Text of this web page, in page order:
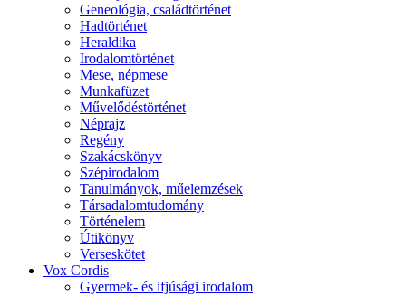
Geneológia, családtörténet
Hadtörténet
Heraldika
Irodalomtörténet
Mese, népmese
Munkafüzet
Művelődéstörténet
Néprajz
Regény
Szakácskönyv
Szépirodalom
Tanulmányok, műelemzések
Társadalomtudomány
Történelem
Útikönyv
Verseskötet
Vox Cordis
Gyermek- és ifjúsági irodalom